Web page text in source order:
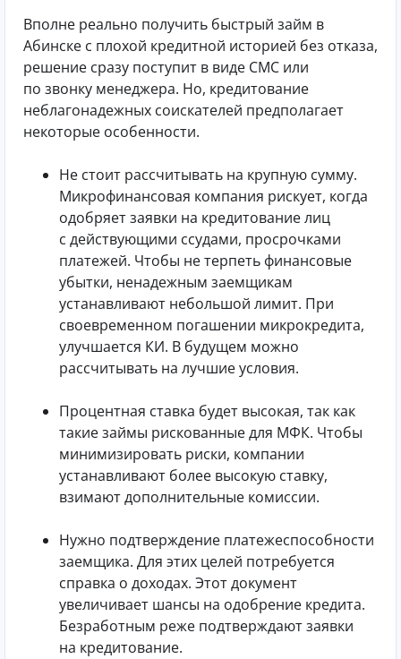
Вполне реально получить быстрый займ в
Абинске с плохой кредитной историей без отказа,
решение сразу поступит в виде СМС или
по звонку менеджера. Но, кредитование
неблагонадежных соискателей предполагает
некоторые особенности.
Не стоит рассчитывать на крупную сумму.
Микрофинансовая компания рискует, когда
одобряет заявки на кредитование лиц
с действующими ссудами, просрочками
платежей. Чтобы не терпеть финансовые
убытки, ненадежным заемщикам
устанавливают небольшой лимит. При
своевременном погашении микрокредита,
улучшается КИ. В будущем можно
рассчитывать на лучшие условия.
Процентная ставка будет высокая, так как
такие займы рискованные для МФК. Чтобы
минимизировать риски, компании
устанавливают более высокую ставку,
взимают дополнительные комиссии.
Нужно подтверждение платежеспособности
заемщика. Для этих целей потребуется
справка о доходах. Этот документ
увеличивает шансы на одобрение кредита.
Безработным реже подтверждают заявки
на кредитование.